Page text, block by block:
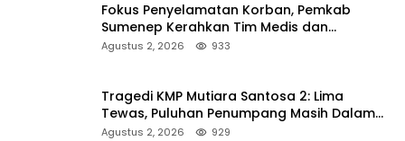
Fokus Penyelamatan Korban, Pemkab
Sumenep Kerahkan Tim Medis dan
Ambulans ke Pelabuhan Kalianget
Agustus 2, 2026 933
Tragedi KMP Mutiara Santosa 2: Lima
Tewas, Puluhan Penumpang Masih Dalam
Pencarian
Agustus 2, 2026 929